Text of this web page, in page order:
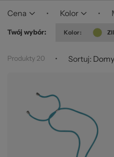
Produkty 20 Sortuj:
Cena Kolor
Twój wybór Kolor